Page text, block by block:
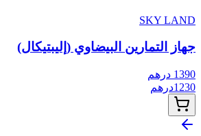
SKY LAND
جهاز التمارين البيضاوي (إليبتيكال)
1390 درهم
1230درهم